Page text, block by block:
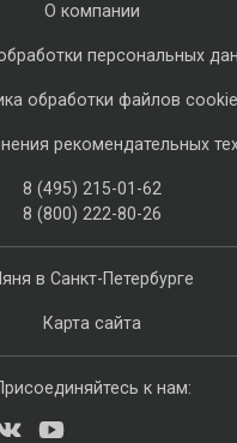
в Санкт-Петербурге
Карта сайта
О компании
персональных
обработки файлов cookie
рекомендательных
8 (495) 215-01-62
8 (800) 222-80-26
к нам: